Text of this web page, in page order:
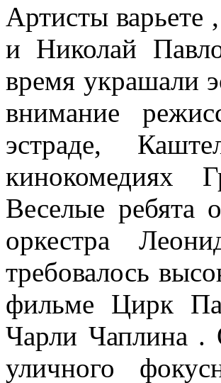
Артисты
и Николай
время украшали
внимание
эстраде,
кинокомедиях
Веселые ребята
оркестра
требовалось
фильме Цирк
Чарли Чаплина .
уличного